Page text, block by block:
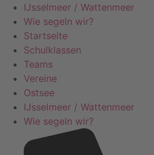
IJsselmeer / Wattenmeer
Wie segeln wir?
Startseite
Schulklassen
Teams
Vereine
Ostsee
IJsselmeer / Wattenmeer
Wie segeln wir?